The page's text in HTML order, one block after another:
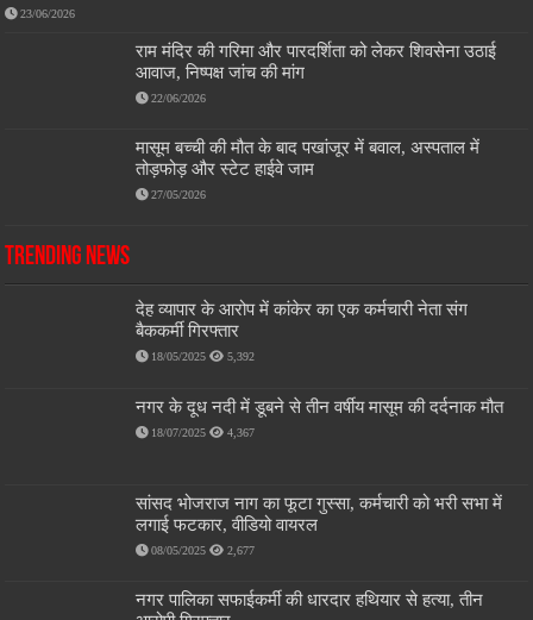
23/06/2026
राम मंदिर की गरिमा और पारदर्शिता को लेकर शिवसेना उठाई
आवाज, निष्पक्ष जांच की मांग
22/06/2026
मासूम बच्ची की मौत के बाद पखांजूर में बवाल, अस्पताल में
तोड़फोड़ और स्टेट हाईवे जाम
27/05/2026
Trending News
देह व्यापार के आरोप में कांकेर का एक कर्मचारी नेता संग
बैककर्मी गिरफ्तार
18/05/2025 5,392
नगर के दूध नदी में डूबने से तीन वर्षीय मासूम की दर्दनाक मौत
18/07/2025 4,367
सांसद भोजराज नाग का फूटा गुस्सा, कर्मचारी को भरी सभा में
लगाई फटकार, वीडियो वायरल
08/05/2025 2,677
नगर पालिका सफाईकर्मी की धारदार हथियार से हत्या, तीन